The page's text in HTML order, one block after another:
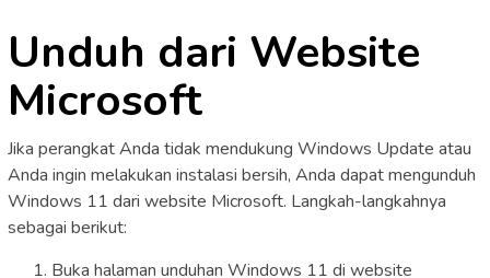
Unduh dari Website
Microsoft
Jika perangkat Anda tidak mendukung Windows Update atau
Anda ingin melakukan instalasi bersih, Anda dapat mengunduh
Windows 11 dari website Microsoft. Langkah-langkahnya
sebagai berikut:
Buka halaman unduhan Windows 11 di website